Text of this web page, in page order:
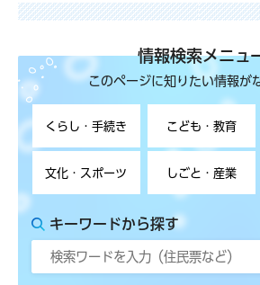
情報検索メニュ
このページに知りたい情報が
くらし・手続き こども・教育
文化・スポーツ しごと・産業
キーワードから探す